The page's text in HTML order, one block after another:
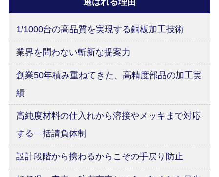
選ばれる理由
1/1000台の高品質を実現する銅板加工技術
業界を問わない斬新な提案力
創業50年積み重ねてきた、高精度部品の加工実
績
高純度材料の仕入れから溶接やメッキまで対応
する一括請負体制
設計段階から携わるからこその手戻り防止